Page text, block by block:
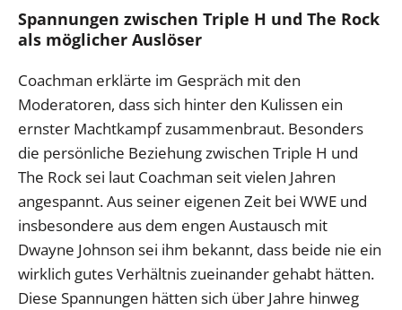
Spannungen zwischen Triple H und The Rock
als möglicher Auslöser
Coachman erklärte im Gespräch mit den
Moderatoren, dass sich hinter den Kulissen ein
ernster Machtkampf zusammenbraut. Besonders
die persönliche Beziehung zwischen Triple H und
The Rock sei laut Coachman seit vielen Jahren
angespannt. Aus seiner eigenen Zeit bei WWE und
insbesondere aus dem engen Austausch mit
Dwayne Johnson sei ihm bekannt, dass beide nie ein
wirklich gutes Verhältnis zueinander gehabt hätten.
Diese Spannungen hätten sich über Jahre hinweg